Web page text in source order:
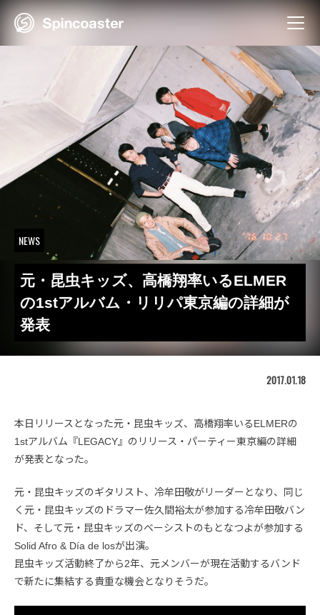
Skip
NEWS
元・昆虫キッズ、高橋翔率いるELMER
の1stアルバム・リリパ東京編の詳細が
発表
2017.01.18
本日リリースとなった元・昆虫キッズ、高橋翔率いるELMERの
1stアルバム『LEGACY』のリリース・パーティー東京編の詳細
が発表となった。
元・昆虫キッズのギタリスト、冷牟田敬がリーダーとなり、同じ
く元・昆虫キッズのドラマー佐久間裕太が参加する冷牟田敬バン
ド、そして元・昆虫キッズのベーシストのもとなつよが参加する
Solid Afro & Día de losが出演。
昆虫キッズ活動終了から2年、元メンバーが現在活動するバンド
で新たに集結する貴重な機会となりそうだ。